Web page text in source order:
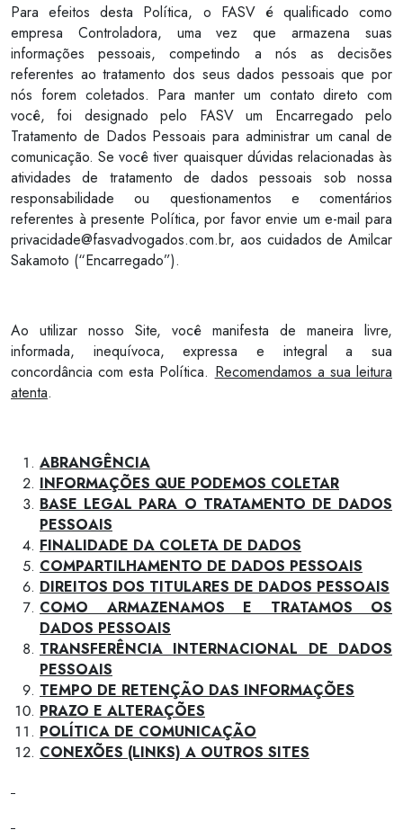
Para efeitos desta Política, o FASV é qualificado como
empresa Controladora, uma vez que armazena suas
informações pessoais, competindo a nós as decisões
referentes ao tratamento dos seus dados pessoais que por
nós forem coletados. Para manter um contato direto com
você, foi designado pelo FASV um Encarregado pelo
Tratamento de Dados Pessoais para administrar um canal de
comunicação. Se você tiver quaisquer dúvidas relacionadas às
atividades de tratamento de dados pessoais sob nossa
responsabilidade ou questionamentos e comentários
referentes à presente Política, por favor envie um e-mail para
privacidade@fasvadvogados.com.br, aos cuidados de Amilcar
Sakamoto (“Encarregado”).
Ao utilizar nosso Site, você manifesta de maneira livre,
informada, inequívoca, expressa e integral a sua
concordância com esta Política. Recomendamos a sua leitura
atenta.
ABRANGÊNCIA
INFORMAÇÕES QUE PODEMOS COLETAR
BASE LEGAL PARA O TRATAMENTO DE DADOS
PESSOAIS
FINALIDADE DA COLETA DE DADOS
COMPARTILHAMENTO DE DADOS PESSOAIS
DIREITOS DOS TITULARES DE DADOS PESSOAIS
COMO ARMAZENAMOS E TRATAMOS OS
DADOS PESSOAIS
TRANSFERÊNCIA INTERNACIONAL DE DADOS
PESSOAIS
TEMPO DE RETENÇÃO DAS INFORMAÇÕES
PRAZO E ALTERAÇÕES
POLÍTICA DE COMUNICAÇÃO
CONEXÕES (LINKS) A OUTROS SITES